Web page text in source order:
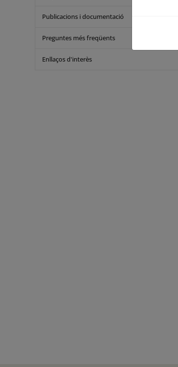
Publicacions i documentació
Preguntes més freqüents
Enllaços d'interès